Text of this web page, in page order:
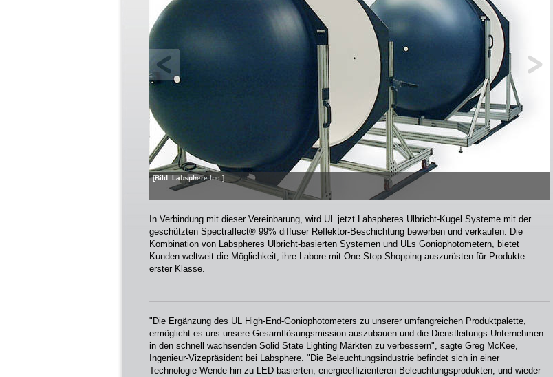
[Bild: Labsphere Inc.]
In Verbindung mit dieser Vereinbarung, wird UL jetzt Labspheres Ulbricht-Kugel Systeme mit der
geschützten Spectraflect® 99% diffuser Reflektor-Beschichtung bewerben und verkaufen. Die
Kombination von Labspheres Ulbricht-basierten Systemen und ULs Goniophotometern, bietet
Kunden weltweit die Möglichkeit, ihre Labore mit One-Stop Shopping auszurüsten für Produkte
erster Klasse.
"Die Ergänzung des UL High-End-Goniophotometers zu unserer umfangreichen Produktpalette,
ermöglicht es uns unsere Gesamtlösungsmission auszubauen und die Dienstleitungs-Unternehmen
in den schnell wachsenden Solid State Lighting Märkten zu verbessern", sagte Greg McKee,
Ingenieur-Vizepräsident bei Labsphere. "Die Beleuchtungsindustrie befindet sich in einer
Technologie-Wende hin zu LED-basierten, energieeffizienteren Beleuchtungsprodukten, und wieder